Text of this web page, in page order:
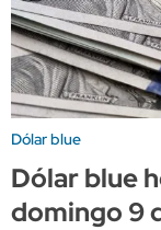
Dólar blue
Dólar blue
domingo 9